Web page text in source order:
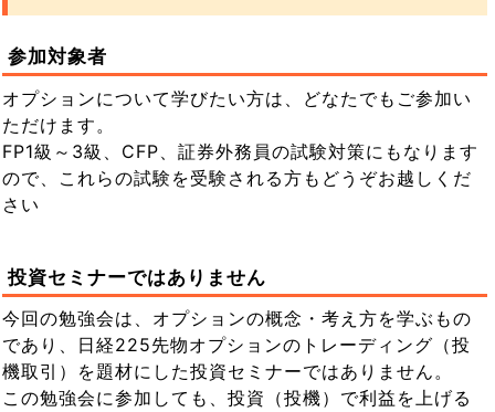
参加対象者
オプションについて学びたい方は、どなたでもご参加い
ただけます。
FP1級～3級、CFP、証券外務員の試験対策にもなります
ので、これらの試験を受験される方もどうぞお越しくだ
さい
投資セミナーではありません
今回の勉強会は、オプションの概念・考え方を学ぶもの
であり、日経225先物オプションのトレーディング（投
機取引）を題材にした投資セミナーではありません。
この勉強会に参加しても、投資（投機）で利益を上げる